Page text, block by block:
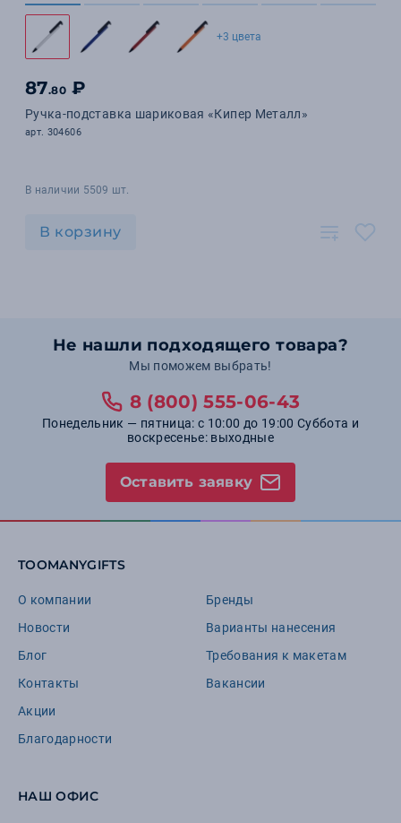
+3 цвета
87.80 ₽
Ручка-подставка шариковая «Кипер Металл»
арт. 304606
В наличии 5509 шт.
В корзину
Не нашли подходящего товара?
Мы поможем выбрать!
8 (800) 555-06-43
Понедельник — пятница: с 10:00 до 19:00 Суббота и
воскресенье: выходные
Оставить заявку
TOOMANYGIFTS
О компании
Новости
Блог
Контакты
Акции
Благодарности
Бренды
Варианты нанесения
Требования к макетам
Вакансии
НАШ ОФИС